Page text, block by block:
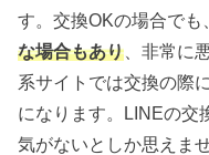
す。交換OKの場合でも
な場合もあり 、非常に
系サイトでは交換の際
になります。LINEの交
気がないとしか思えま